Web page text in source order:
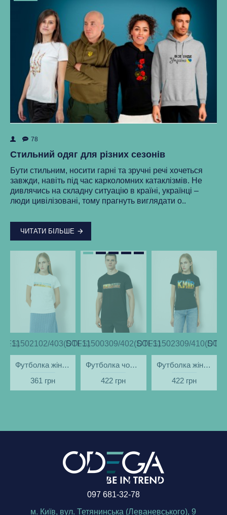
78
Стильний одяг для різних сезонів
Бути стильним, носити гарні та зручні речі хочеться
завжди, навіть під час карколомних катаклізмів. Не
дивлячись на складну ситуацію в країні, українці –
люди цивілізовані, тому прагнуть виглядати о..
ЧИТАТИ БІЛЬШЕ
403(SOLS)
Футболка жіноча Ukraine Поле біла - DTF11502
361 грн
DTF11500309/402(SOLS)
Футболка чоловіча Ukraine Вечір чорна - DTF11500
422 грн
DTF11502309/
Футболка жіноча Київ вечірній чорна - DTF11502
422 грн
097 681-32-78
м. Київ, вул. Тетянинська (Леваневського), 9